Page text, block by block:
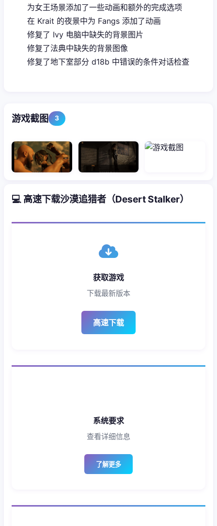
为女王场景添加了一些动画和额外的完成选项
在 Krait 的夜景中为 Fangs 添加了动画
修复了 Ivy 电脑中缺失的背景图片
修复了法典中缺失的背景图像
修复了地下室部分 d18b 中错误的条件对话检查
游戏截图 3
💻 高速下载沙漠追猎者（Desert Stalker）
获取游戏
下载最新版本
高速下载
系统要求
查看详细信息
了解更多